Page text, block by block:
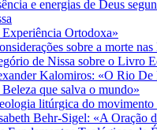
e energias de Deus
Ortodoxa»
sobre a morte
de Nissa sobre o Livro
Kalomiros: «O Rio De
que salva o mundo»
litúrgica do movimento
Behr-Sigel: «A Oração